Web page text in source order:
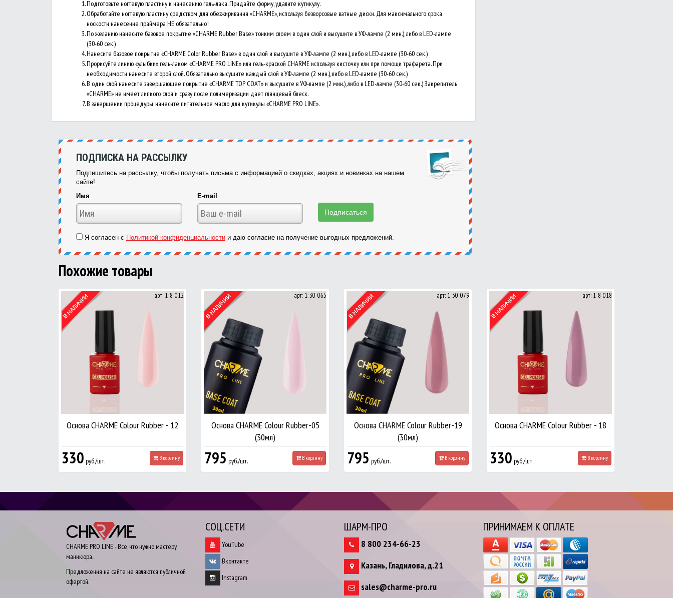
Подготовьте ногтевую пластину к нанесению гель-лака. Придайте форму, удалите кутикулу.
Обработайте ногтевую пластину средством для обезжиривания «CHARME», используя безворсовые ватные диски. Для максимального срока
носкости нанесение праймера НЕ обязательно!
По желанию нанесите базовое покрытие «CHARME Rubber Base» тонким слоем в один слой и высушите в УФ-лампе (2 мин.), либо в LED-лампе
(30-60 сек.)
Нанесите базовое покрытие «CHARME Color Rubber Base» в один слой и высушите в УФ-лампе (2 мин.), либо в LED-лампе (30-60 сек.)
Прорисуйте линию «улыбки» гель-лаком «CHARME PRO LINE» или гель-краской CHARME используя кисточку или при помощи трафарета. При
необходимости нанесите второй слой. Обязательно высушите каждый слой в УФ-лампе (2 мин.), либо в LED-лампе (30-60 сек.)
В один слой нанесите завершающее покрытие «CHARME TOP COAT» и высушите в УФ-лампе (2 мин.), либо в LED-лампе (30-60 сек.) Закрепитель
«CHARME» не имеет липкого слоя и сразу после полимеризации дает глянцевый блеск.
В завершении процедуры, нанесите питательное масло для кутикулы «CHARME PRO LINE».
ПОДПИСКА НА РАССЫЛКУ
Подпишитесь на рассылку, чтобы получать письма с информацией о скидках, акциях и новинках на нашем
сайте!
Имя
E-mail
Я согласен с Политикой конфиденциальности и даю согласие на получение выгодных предложений.
Похожие товары
арт: 1-8-012
Основа CHARME Colour Rubber - 12
330 руб./шт. В корзину
арт: 1-30-065
Основа CHARME Colour Rubber-05
(30мл)
795 руб./шт. В корзину
арт: 1-30-079
Основа CHARME Colour Rubber-19
(30мл)
795 руб./шт. В корзину
арт: 1-8-018
Основа CHARME Colour Rubber - 18
330 руб./шт. В корзину
CHARME PRO LINE - Все, что нужно мастеру
маникюра...
Предложения на сайте не являются публичной
офертой.
СОЦ.СЕТИ
YouTube
Вконтакте
Instagram
ШАРМ-ПРО
8 800 234-66-23
Казань,Гладилова, д.21
sales@charme-pro.ru
ПРИНИМАЕМ К ОПЛАТЕ